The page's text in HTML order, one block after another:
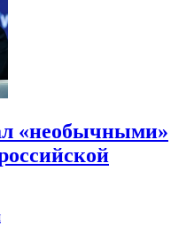
«необычными»